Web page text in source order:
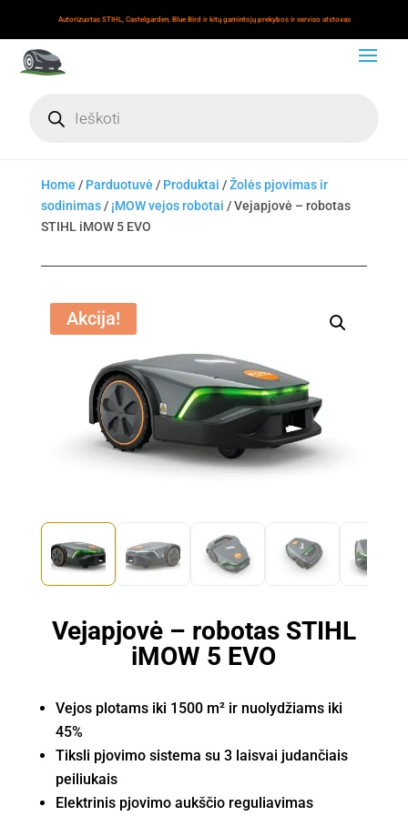
Autorizuotas STIHL, Castelgarden, Blue Bird ir kitų gamintojų prekybos ir serviso atstovas
search
Home / Parduotuvė / Produktai /Žolės pjovimas ir
sodinimas/ ¡MOW vejos robotai / Vejapjovė – robotas
STIHL iMOW 5 EVO
Akcija!
Vejapjovė – robotas STIHL
iMOW 5 EVO
Vejos plotams iki 1500 m² ir nuolydžiams iki
45%
Tiksli pjovimo sistema su 3 laisvai judančiais
peiliukais
Elektrinis pjovimo aukščio reguliavimas